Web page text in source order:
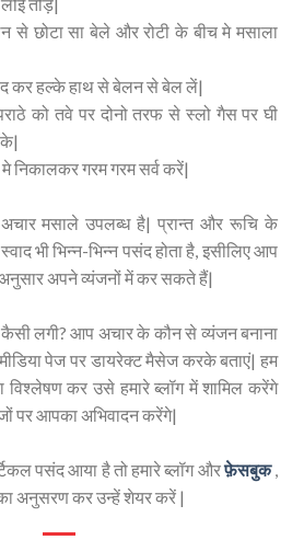
से छोटा सा बेले और रोटी के बीच मे मसाला
कर हल्के हाथ से बेलन से बेल लें|
को तवे पर दोनो तरफ से स्लो गैस पर घी
मे निकालकर गरम गरम सर्व करें|
मसाले उपलब्ध है| प्रान्त और रूचि के
भी भिन्न-भिन्न पसंद होता है, इसीलिए आप
अपने व्यंजनों में कर सकते हैं|
कैसी लगी? आप अचार के कौन से व्यंजन बनाना
पेज पर डायरेक्ट मैसेज करके बताएं| हम
विश्लेषण कर उसे हमारे ब्लॉग में शामिल करेंगे
पर आपका अभिवादन करेंगे|
पसंद आया है तो हमारे ब्लॉग औरफ़ेसबुक
अनुसरण कर उन्हें शेयर करें |